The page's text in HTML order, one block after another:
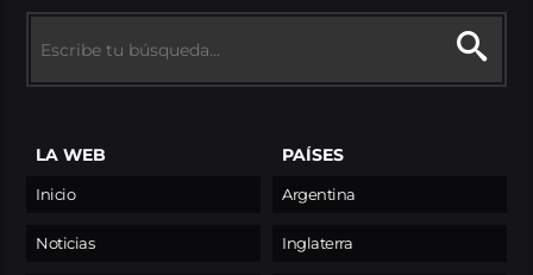
LA WEB
Inicio
Noticias
PAÍSES
Argentina
Inglaterra